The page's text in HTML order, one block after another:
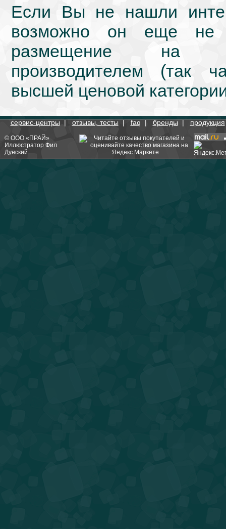
Если Вы не нашли
возможно он еще не
размещение на
производителем (так
высшей ценовой
сервис-центры|отзывы, тесты|faq|бренды|продукция
© ООО «ПРАЙ»
Иллюстратор Фил
Дунский